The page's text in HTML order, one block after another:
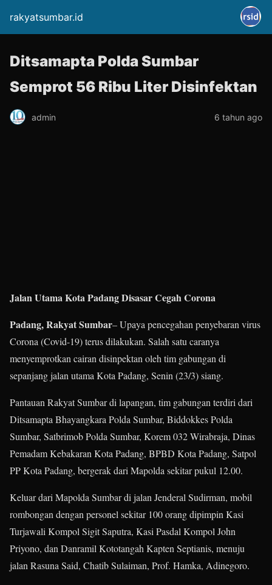
rakyatsumbar.id
Ditsamapta Polda Sumbar
Semprot 56 Ribu Liter Disinfektan
admin 6 tahun ago
Jalan Utama Kota Padang Disasar Cegah Corona
Padang, Rakyat Sumbar– Upaya pencegahan penyebaran virus
Corona (Covid-19) terus dilakukan. Salah satu caranya
menyemprotkan cairan disinpektan oleh tim gabungan di
sepanjang jalan utama Kota Padang, Senin (23/3) siang.
Pantauan Rakyat Sumbar di lapangan, tim gabungan terdiri dari
Ditsamapta Bhayangkara Polda Sumbar, Biddokkes Polda
Sumbar, Satbrimob Polda Sumbar, Korem 032 Wirabraja, Dinas
Pemadam Kebakaran Kota Padang, BPBD Kota Padang, Satpol
PP Kota Padang, bergerak dari Mapolda sekitar pukul 12.00.
Keluar dari Mapolda Sumbar di jalan Jenderal Sudirman, mobil
rombongan dengan personel sekitar 100 orang dipimpin Kasi
Turjawali Kompol Sigit Saputra, Kasi Pasdal Kompol John
Priyono, dan Danramil Kototangah Kapten Septianis, menuju
jalan Rasuna Said, Chatib Sulaiman, Prof. Hamka, Adinegoro.